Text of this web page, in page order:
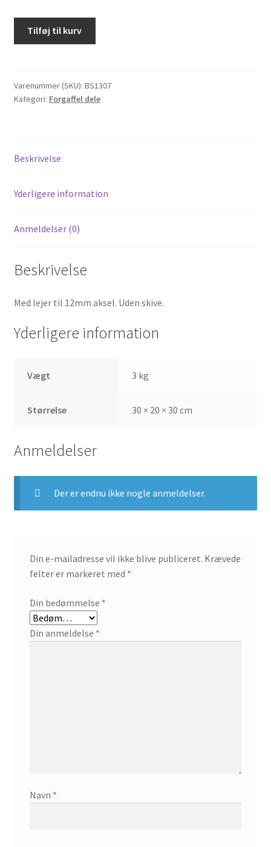
Dax
til
Tilføj til kurv
Varenummer (SKU): BS1307
Kategori: Forgaffel dele
Beskrivelse
Yderligere information
Anmeldelser (0)
Beskrivelse
Med lejer til 12mm aksel. Uden skive.
Yderligere information
Vægt 3 kg
Størrelse 30 × 20 × 30 cm
Anmeldelser
Der er endnu ikke nogle anmeldelser.
Din e-mailadresse vil ikke blive publiceret. Krævede
felter er markeret med *
Din bedømmelse *
Din anmeldelse *
Navn *